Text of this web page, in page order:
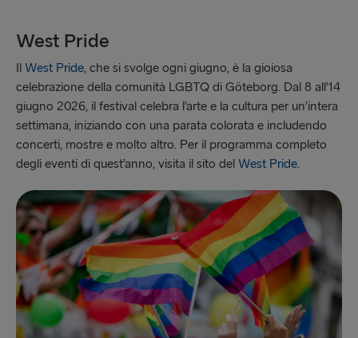
West Pride
Il West Pride, che si svolge ogni giugno, è la gioiosa
celebrazione della comunità LGBTQ di Göteborg. Dal 8 all’14
giugno 2026, il festival celebra l’arte e la cultura per un’intera
settimana, iniziando con una parata colorata e includendo
concerti, mostre e molto altro. Per il programma completo
degli eventi di quest’anno, visita il sito del West Pride.